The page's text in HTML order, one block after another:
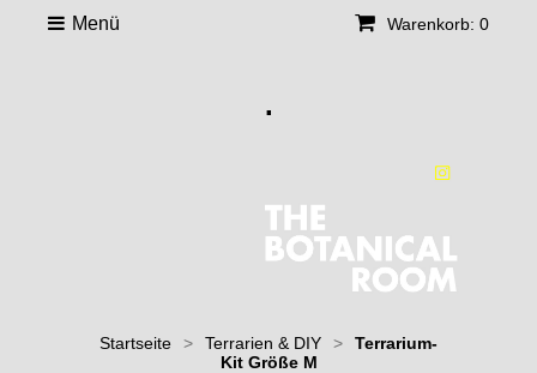
Warenkorb: 0
Menü
.
Startseite > Terrarien & DIY >
Terrarium-
Kit Größe M